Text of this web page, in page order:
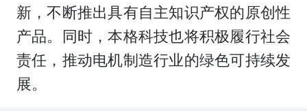
新，不断推出具有自主知识产权的原创性
产品。同时，本格科技也将积极履行社会
责任，推动电机制造行业的绿色可持续发
展。